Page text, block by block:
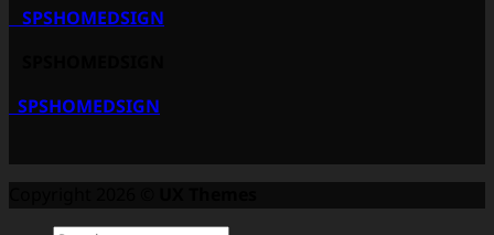
SPSHOMEDSIGN
SPSHOMEDSIGN